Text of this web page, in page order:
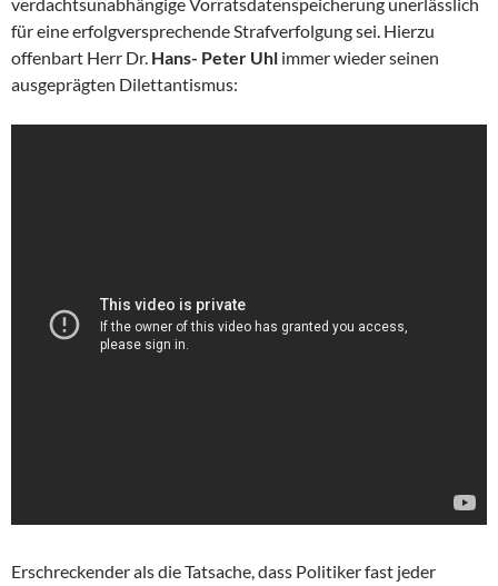
für eine erfolgversprechende Strafverfolgung sei. Hierzu
offenbart Herr Dr. Hans- Peter Uhl immer wieder seinen
ausgeprägten Dilettantismus:
Erschreckender als die Tatsache, dass Politiker fast jeder